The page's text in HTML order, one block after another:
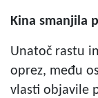
Kina smanjila
Unatoč rastu
oprez, među
vlasti objavile